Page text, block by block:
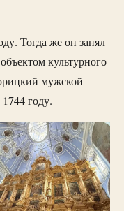
Тогда же он занял
культурного
мужской
году.